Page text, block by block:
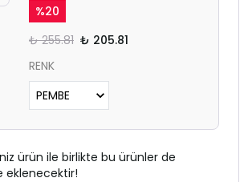
%20
₺ 255.81 ₺ 205.81
RENK
ürün ile birlikte bu ürünler de
eklenecektir!